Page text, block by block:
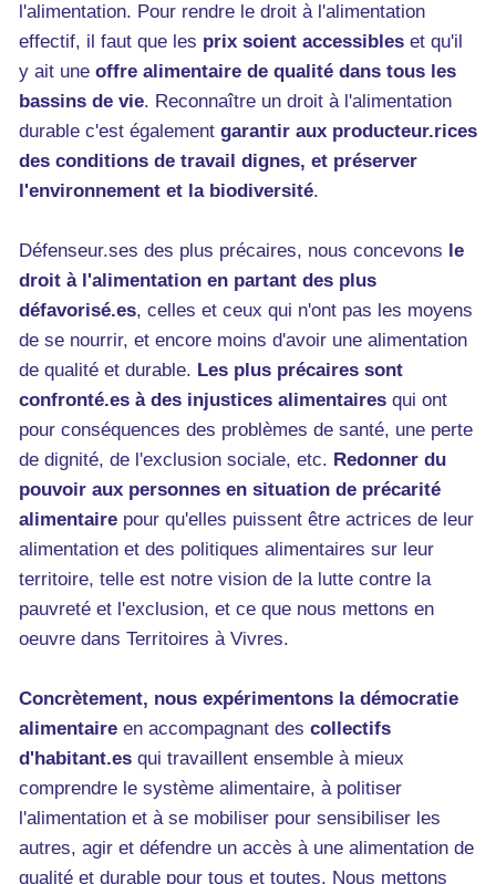
l'alimentation. Pour rendre le droit à l'alimentation
effectif, il faut que les prix soient accessibles et qu'il
y ait une offre alimentaire de qualité dans tous les
bassins de vie. Reconnaître un droit à l'alimentation
durable c'est également garantir aux producteur.rices
des conditions de travail dignes, et préserver
l'environnement et la biodiversité.
Défenseur.ses des plus précaires, nous concevons le
droit à l'alimentation en partant des plus
défavorisé.es, celles et ceux qui n'ont pas les moyens
de se nourrir, et encore moins d'avoir une alimentation
de qualité et durable. Les plus précaires sont
confronté.es à des injustices alimentaires qui ont
pour conséquences des problèmes de santé, une perte
de dignité, de l'exclusion sociale, etc. Redonner du
pouvoir aux personnes en situation de précarité
alimentaire pour qu'elles puissent être actrices de leur
alimentation et des politiques alimentaires sur leur
territoire, telle est notre vision de la lutte contre la
pauvreté et l'exclusion, et ce que nous mettons en
oeuvre dans Territoires à Vivres.
Concrètement, nous expérimentons la démocratie
alimentaire en accompagnant des collectifs
d'habitant.es qui travaillent ensemble à mieux
comprendre le système alimentaire, à politiser
l'alimentation et à se mobiliser pour sensibiliser les
autres, agir et défendre un accès à une alimentation de
qualité et durable pour tous et toutes. Nous mettons